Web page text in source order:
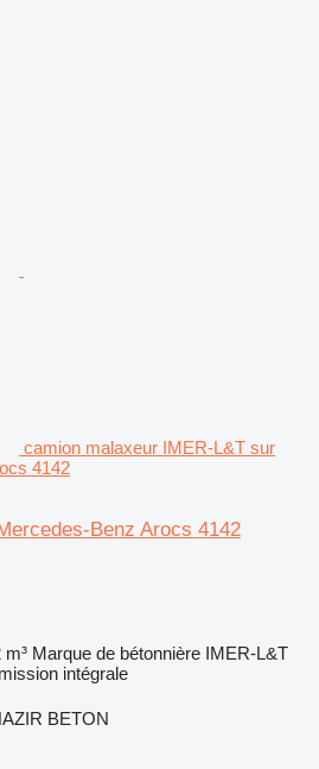
camion malaxeur IMER-L&T sur
4142
Benz Arocs 4142
m³ Marque de bétonnière IMER-L&T
intégrale
BETON